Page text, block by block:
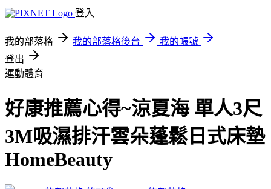
登入
我的部落格 我的部落格後台
我的帳號
登出
運動體育
好康推薦心得~涼夏海 單人3尺
3M吸濕排汗雲朵蓬鬆日式床墊
HomeBeauty